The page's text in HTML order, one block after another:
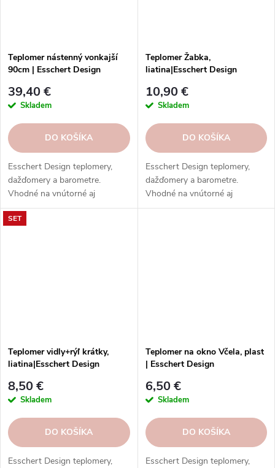
Teplomer nástenný vonkajší
90cm | Esschert Design
39,40 €
Skladem
DO KOŠÍKA
Esschert Design teplomery,
dažďomery a barometre.
Vhodné na vnútorné aj
vonkajšie použitie. Vysoká
kvalita, odolnosť, rôzne typy,
Teplomer Žabka,
liatina|Esschert Design
10,90 €
Skladem
DO KOŠÍKA
Esschert Design teplomery,
dažďomery a barometre.
Vhodné na vnútorné aj
vonkajšie použitie. Vysoká
SET
Teplomer vidly+rýľ krátky,
liatina|Esschert Design
8,50 €
Skladem
DO KOŠÍKA
Esschert Design teplomery,
Teplomer na okno Včela, plast
| Esschert Design
6,50 €
Skladem
DO KOŠÍKA
Esschert Design teplomery,